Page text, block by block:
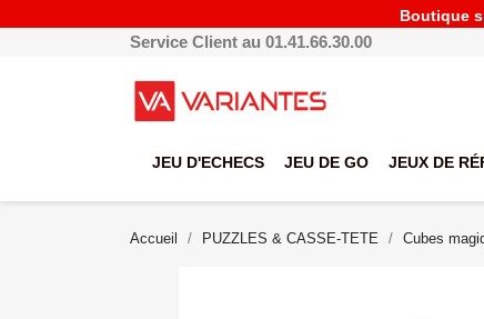
Boutique
Service Client au 01.41.66.30.00
JEU D'ECHECS JEU DE GO JEUX DE
Accueil PUZZLES & CASSE-TETE Cubes